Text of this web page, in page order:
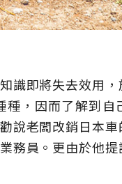
識即將失去效用，
，因而了解到自
說老闆改銷日本
務員。更由於他